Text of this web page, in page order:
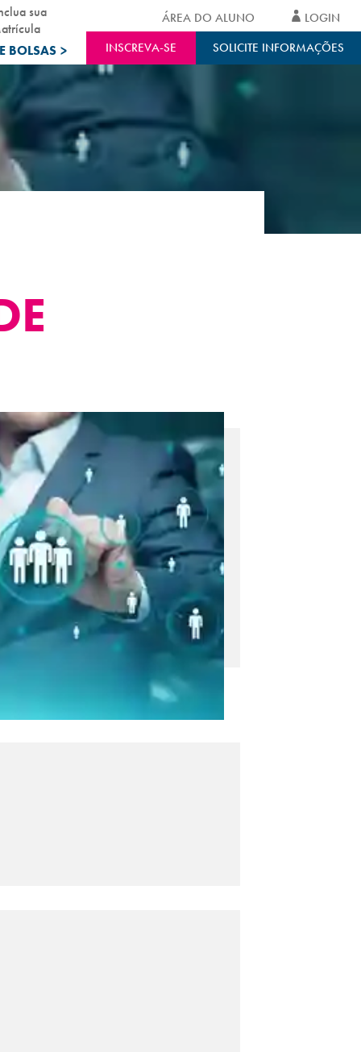
BOLSAS >
sua
INSCREVA-SE SOLICITE INFORMAÇÕES
ÁREA DO ALUNO LOGIN